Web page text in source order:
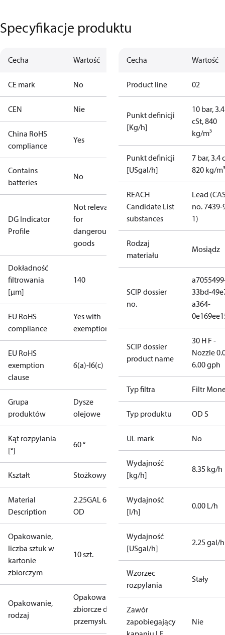
Specyfikacje produktu
Cecha Wartość
CE mark No
CEN Nie
China RoHS
compliance
Yes
Contains
batteries
No
DG Indicator
Profile
Not relevant
for
dangerous
goods
Dokładność
filtrowania
[µm]
140
EU RoHS
compliance
Yes with
exemptions
EU RoHS
exemption
clause
6(a)-I6(c)
Grupa
produktów
Dysze
olejowe
Kąt rozpylania
[°]
60 °
Kształt Stożkowy
Material
Description
2.25GAL 60S
OD
Opakowanie,
liczba sztuk w
kartonie
zbiorczym
10 szt.
Opakowanie,
rodzaj
Opakowanie
zbiorcze dla
przemysłu
Cecha Wartość
Product line 02
Punkt definicji
[Kg/h]
10 bar, 3.4
cSt, 840
kg/m³
Punkt definicji
[USgal/h]
7 bar, 3.4
820 kg/m³
REACH
Candidate List
substances
Lead
no. 7439-
1)
Rodzaj
materiału
Mosiądz
SCIP dossier
no.
33bd-
a364-
SCIP dossier
product name
30 H F -
Nozzle
6.00 gph
Typ filtra Filtr
Typ produktu OD S
UL mark No
Wydajność
[kg/h]
8.35 kg/h
Wydajność
[l/h]
0.00 L/h
Wydajność
[USgal/h]
2.25 gal/h
Wzorzec
rozpylania
Stały
Zawór
zapobiegający
Nie